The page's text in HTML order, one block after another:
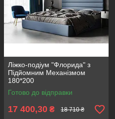
Ліжко-подіум "Флорида" з
Підйомним Механізмом
180*200
Готово до відправки
17 400,30 ₴ 18 710 ₴